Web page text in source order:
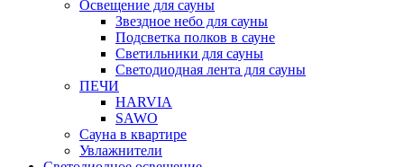
Освещение для сауны
Звездное небо для сауны
Подсветка полков в сауне
Светильники для сауны
Светодиодная лента для сауны
ПЕЧИ
HARVIA
SAWO
Сауна в квартире
Увлажнители